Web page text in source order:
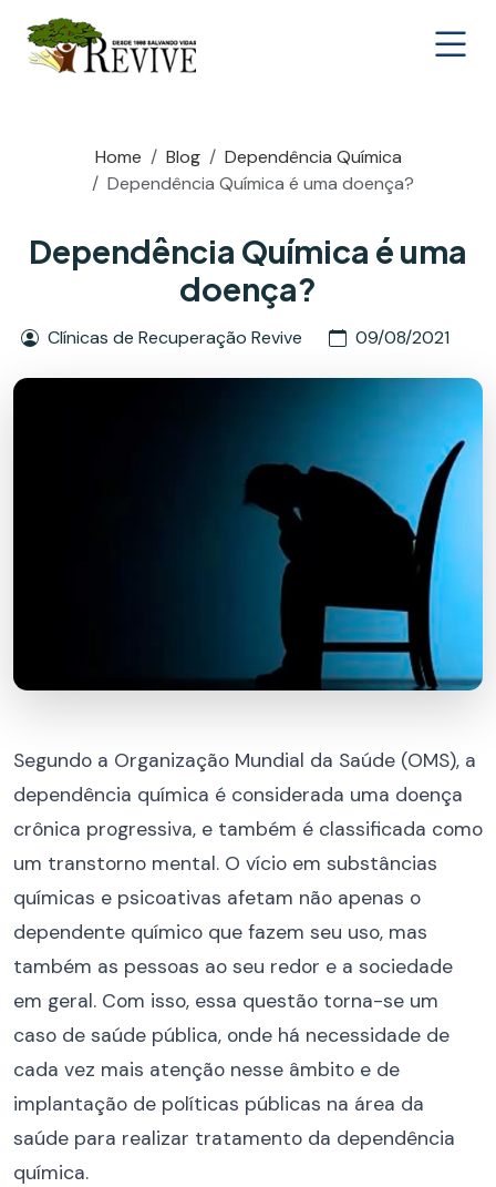
Home Blog
Dependência Química
Dependência Química é uma doença?
Dependência Química é uma
doença?
Clínicas de Recuperação Revive 09/08/2021
Segundo a Organização Mundial da Saúde (OMS), a
dependência química é considerada uma doença
crônica progressiva, e também é classificada como
um transtorno mental. O vício em substâncias
químicas e psicoativas afetam não apenas o
dependente químico que fazem seu uso, mas
também as pessoas ao seu redor e a sociedade
em geral. Com isso, essa questão torna-se um
caso de saúde pública, onde há necessidade de
cada vez mais atenção nesse âmbito e de
implantação de políticas públicas na área da
saúde para realizar tratamento da dependência
química.